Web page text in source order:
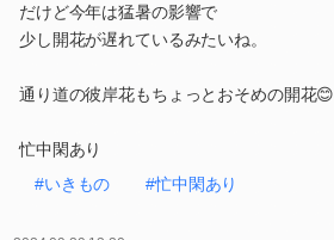
だけど今年は猛暑の影響で
少し開花が遅れているみたいね。
通り道の彼岸花もちょっとおそめの開花😊
忙中閑あり
#いきもの
#忙中閑あり